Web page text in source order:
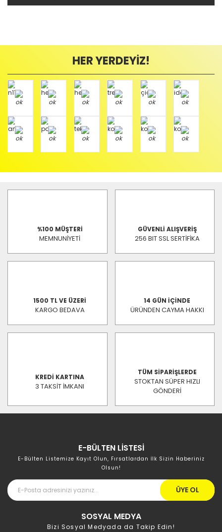
HER YERDEYİZ!
%100 MÜŞTERİ
MEMNUNİYETİ
GÜVENLİ ALIŞVERİŞ
256 BIT SSL SERTİFİKA
1500 TL VE ÜZERİ
KARGO BEDAVA
14 GÜN İÇİNDE
ÜRÜNDEN CAYMA HAKKI
KREDİ KARTINA
3 TAKSİT İMKANI
TÜM SİPARİŞLERDE
STOKTAN SÜPER HIZLI
GÖNDERİ
E-BÜLTEN LİSTESİ
E-Bülten Listemize Kayıt Olun, Fırsatlardan İlk Sizin Haberiniz
Olsun!
ÜYE OL
SOSYAL MEDYA
Bizi Sosyal Medyada da Takip Edin!